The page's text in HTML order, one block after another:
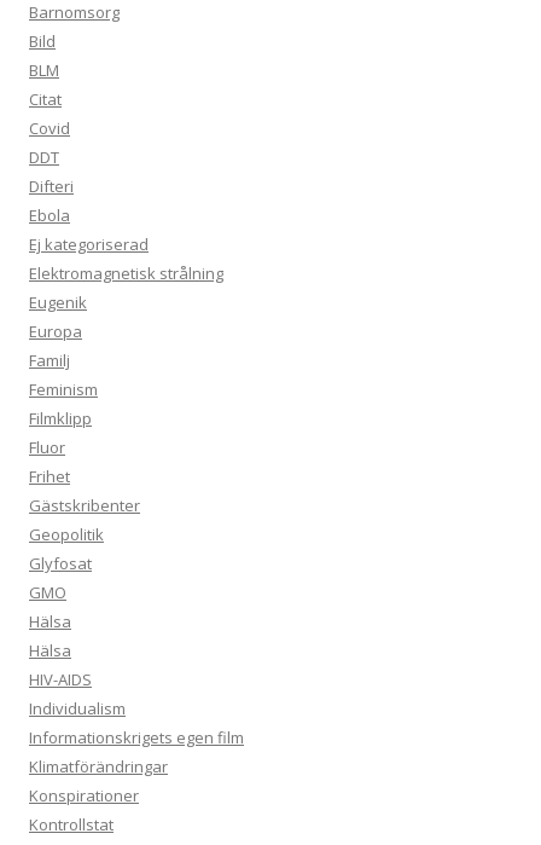
Barnomsorg
Bild
BLM
Citat
Covid
DDT
Difteri
Ebola
Ej kategoriserad
Elektromagnetisk strålning
Eugenik
Europa
Familj
Feminism
Filmklipp
Fluor
Frihet
Gästskribenter
Geopolitik
Glyfosat
GMO
Hälsa
Hälsa
HIV-AIDS
Individualism
Informationskrigets egen film
Klimatförändringar
Konspirationer
Kontrollstat